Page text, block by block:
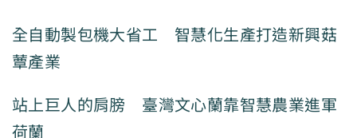
全自動製包機大省工 智慧化生產打造新興菇
蕈產業
站上巨人的肩膀 臺灣文心蘭靠智慧農業進軍